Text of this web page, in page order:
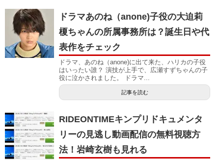
ドラマあのね（anone)子役の大迫莉
榎ちゃんの所属事務所は？誕生日や代
表作をチェック
ドラマ、あのね（anone)に出て来た、ハリカの子役
はいったい誰？ 演技が上手で、広瀬すずちゃんの子
役に泣かされました。 ドラマ...
記事を読む
RIDEONTIMEキンプリドキュメンタ
リーの見逃し動画配信の無料視聴方
法！岩崎玄樹も見れる